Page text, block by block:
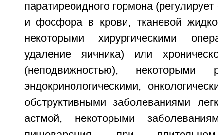
паратиреоидного гормона
и фосфора в крови, тканевой
некоторыми хирургическими
удаление яичника) или
(неподвижностью), некоторыми
эндокринологическими,
обструктивными заболеваниями
астмой, некоторыми